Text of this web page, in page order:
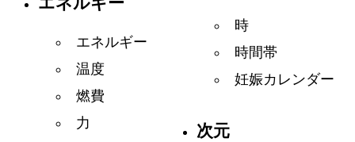
エネルギー
温度
燃費
力
時
時間帯
妊娠カレンダー
次元